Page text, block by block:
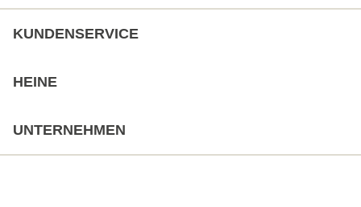
KUNDENSERVICE
HEINE
UNTERNEHMEN